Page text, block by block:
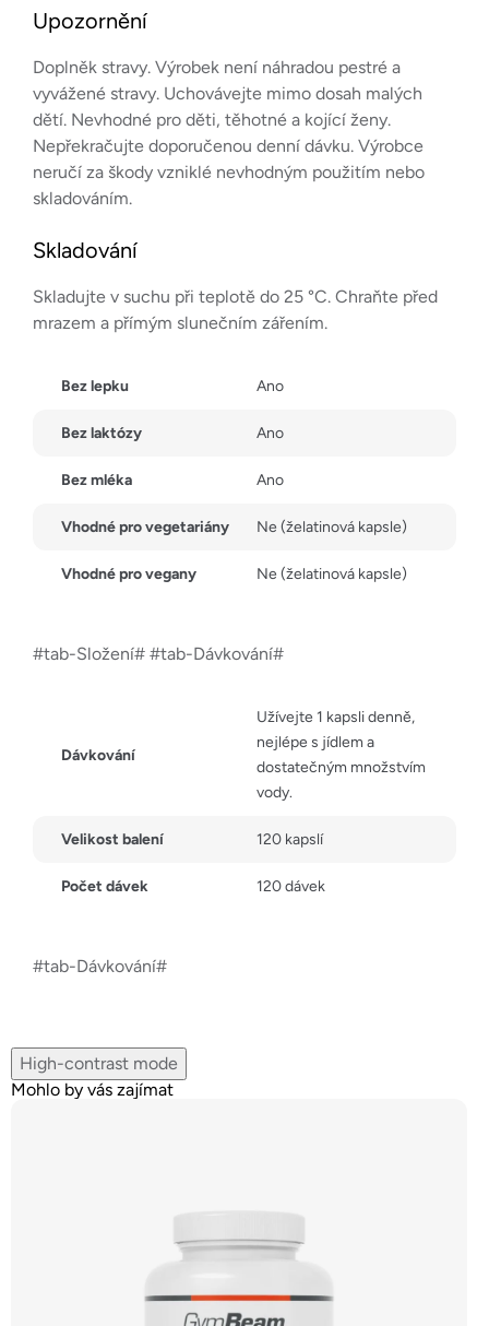
Upozornění
Doplněk stravy. Výrobek není náhradou pestré a
vyvážené stravy. Uchovávejte mimo dosah malých
dětí. Nevhodné pro děti, těhotné a kojící ženy.
Nepřekračujte doporučenou denní dávku. Výrobce
neručí za škody vzniklé nevhodným použitím nebo
skladováním.
Skladování
Skladujte v suchu při teplotě do 25 °C. Chraňte před
mrazem a přímým slunečním zářením.
Bez lepku Ano
Bez laktózy Ano
Bez mléka Ano
Vhodné pro vegetariány Ne (želatinová kapsle)
Vhodné pro vegany Ne (želatinová kapsle)
#tab-Složení# #tab-Dávkování#
Dávkování
Užívejte 1 kapsli denně,
nejlépe s jídlem a
dostatečným množstvím
vody.
Velikost balení 120 kapslí
Počet dávek 120 dávek
#tab-Dávkování#
High-contrast mode
Mohlo by vás zajímat